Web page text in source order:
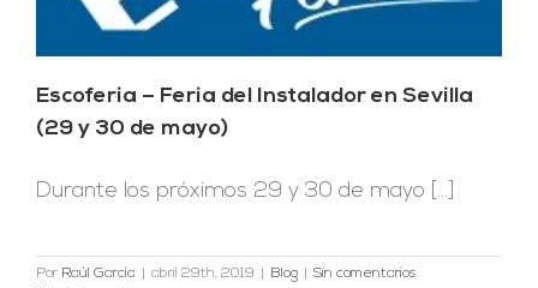
Escoferia – Feria del Instalador en Sevilla
(29 y 30 de mayo)
Durante los próximos 29 y 30 de mayo [...]
Por Raúl García abril 29th, 2019 Blog
Sin comentarios